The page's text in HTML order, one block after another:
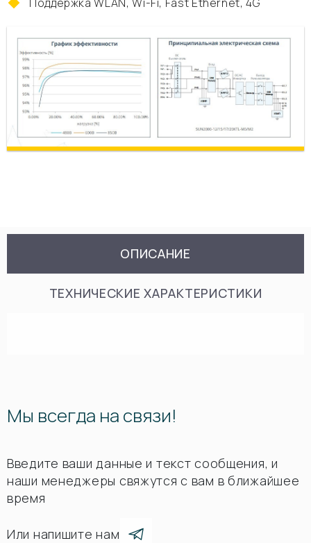
ОПИСАНИЕ
ТЕХНИЧЕСКИЕ ХАРАКТЕРИСТИКИ
Мы всегда на связи!
Введите ваши данные и текст сообщения, и
наши менеджеры свяжутся с вам в ближайшее
время
Или напишите нам